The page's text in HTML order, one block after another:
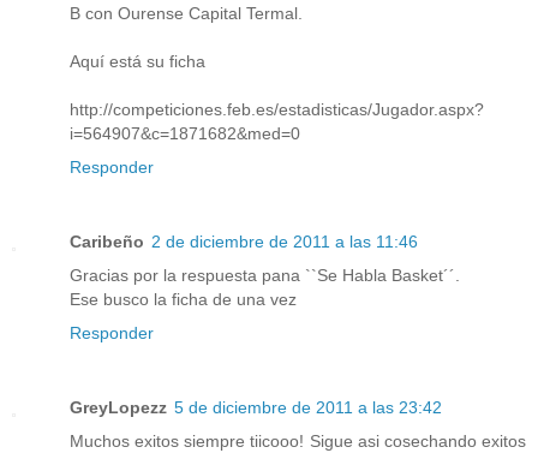
B con Ourense Capital Termal.
Aquí está su ficha
http://competiciones.feb.es/estadisticas/Jugador.aspx?
i=564907&c=1871682&med=0
Responder
Caribeño 2 de diciembre de 2011 a las 11:46
Gracias por la respuesta pana ``Se Habla Basket´´.
Ese busco la ficha de una vez
Responder
GreyLopezz 5 de diciembre de 2011 a las 23:42
Muchos exitos siempre tiicooo! Sigue asi cosechando exitos